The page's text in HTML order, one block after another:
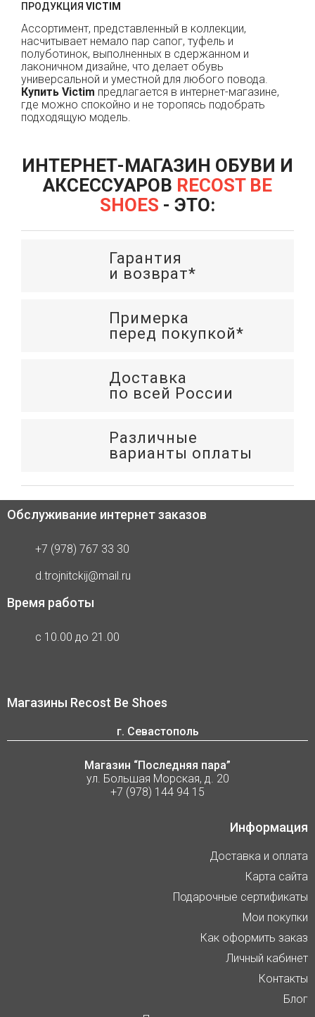
ПРОДУКЦИЯ VICTIM
Ассортимент, представленный в коллекции,
насчитывает немало пар сапог, туфель и
полуботинок, выполненных в сдержанном и
лаконичном дизайне, что делает обувь
универсальной и уместной для любого повода.
Купить Victim предлагается в интернет-магазине,
где можно спокойно и не торопясь подобрать
подходящую модель.
ИНТЕРНЕТ-МАГАЗИН ОБУВИ И
АКСЕССУАРОВ RECOST BE
SHOES - ЭТО:
Гарантия
и возврат*
Примерка
перед покупкой*
Доставка
по всей России
Различные
варианты оплаты
Обслуживание интернет заказов
+7 (978) 767 33 30
d.trojnitckij@mail.ru
Время работы
с 10.00 до 21.00
Магазины Recost Be Shoes
г. Севастополь
Магазин “Последняя пара”
ул. Большая Морская, д. 20
+7 (978) 144 94 15
Информация
Доставка и оплата
Карта сайта
Подарочные сертификаты
Мои покупки
Как оформить заказ
Личный кабинет
Контакты
Блог